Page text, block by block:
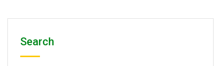
Search